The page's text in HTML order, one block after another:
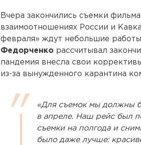
Вчера закончились съемки
взаимоотношениях России и
февраля» ждут небольшие
Федорченко рассчитывал
пандемия внесла свои
из-за вынужденного карантина
«Для съемок мы должны
в апреле. Наш рейс был
съемки на полгода и
было даже лучше: